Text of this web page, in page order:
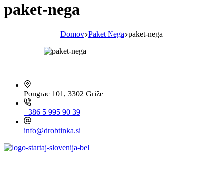
paket-nega
Domov Paket Nega paket-nega
Pongrac 101, 3302 Griže
+386 5 995 90 39
info@drobtinka.si